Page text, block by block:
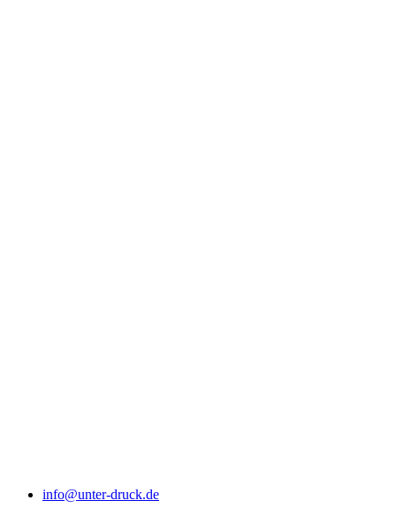
info@unter-druck.de